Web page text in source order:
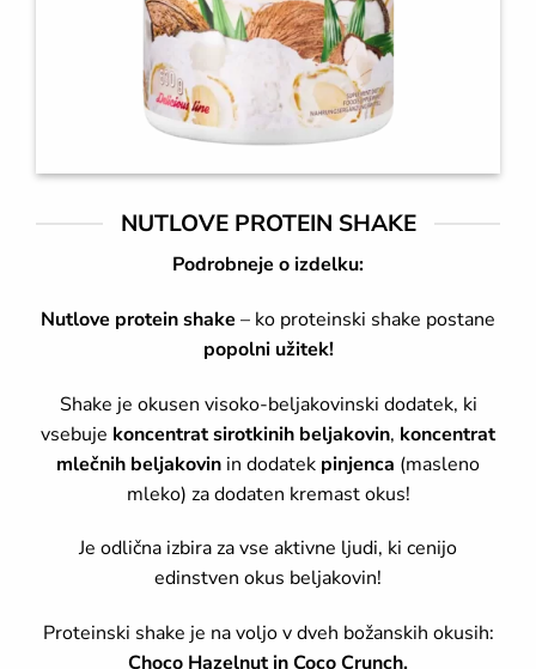
NUTLOVE PROTEIN SHAKE
Podrobneje o izdelku:
Nutlove protein shake – ko proteinski shake postane
popolni užitek!
Shake je okusen visoko-beljakovinski dodatek, ki
vsebuje koncentrat sirotkinih beljakovin, koncentrat
mlečnih beljakovin in dodatek pinjenca (masleno
mleko) za dodaten kremast okus!
Je odlična izbira za vse aktivne ljudi, ki cenijo
edinstven okus beljakovin!
Proteinski shake je na voljo v dveh božanskih okusih:
Choco Hazelnut in Coco Crunch.